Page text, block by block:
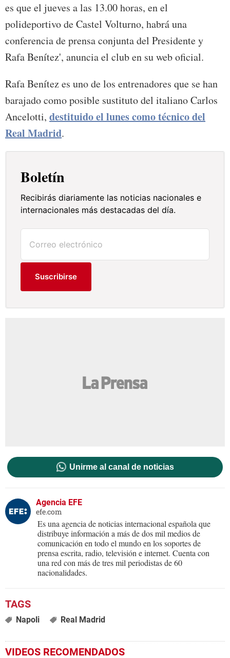
es que el jueves a las 13.00 horas, en el
polideportivo de Castel Volturno, habrá una
conferencia de prensa conjunta del Presidente y
Rafa Benítez', anuncia el club en su web oficial.
Rafa Benítez es uno de los entrenadores que se han
barajado como posible sustituto del italiano Carlos
Ancelotti, destituido el lunes como técnico del
Real Madrid.
Boletín
Recibirás diariamente las noticias nacionales e
internacionales más destacadas del día.
Suscribirse
Unirme al canal de noticias
Agencia EFE
efe.com
Es una agencia de noticias internacional española que
distribuye información a más de dos mil medios de
comunicación en todo el mundo en los soportes de
prensa escrita, radio, televisión e internet. Cuenta con
una red con más de tres mil periodistas de 60
nacionalidades.
Napoli Real Madrid
VIDEOS RECOMENDADOS